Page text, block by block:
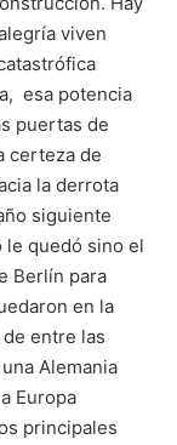
viven
esa potencia
puertas de
certeza de
la derrota
siguiente
le quedó sino el
Berlín para
en la
entre las
Alemania
Europa
principales